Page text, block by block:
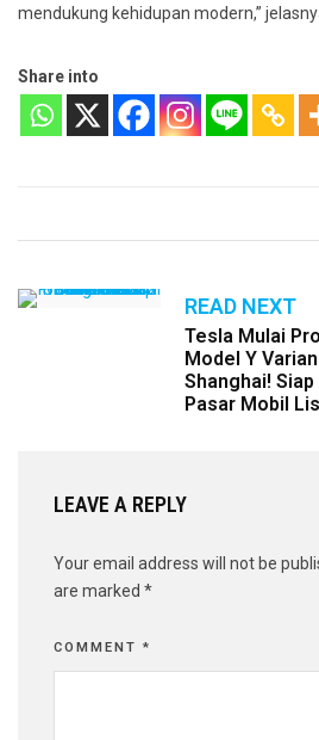
mendukung kehidupan modern,”
Share into
READ NEXT
Tesla Mulai
Model Y
Shanghai!
Pasar Mobil
LEAVE A REPLY
Your email address will not be
are marked *
COMMENT *